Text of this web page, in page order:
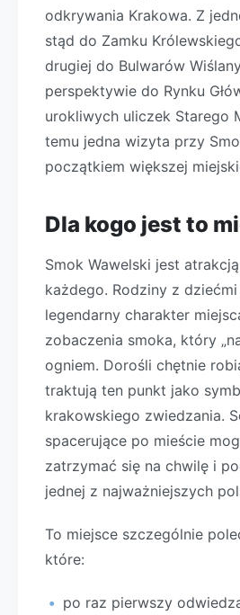
odkrywania Krakowa. Z
stąd do Zamku
drugiej do Bulwarów
perspektywie do Rynku
urokliwych uliczek Starego
temu jedna wizyta przy
początkiem większej
Dla kogo jest to
Smok Wawelski jest
każdego. Rodziny z
legendarny charakter
zobaczenia smoka, który
ogniem. Dorośli chętnie
traktują ten punkt jako
krakowskiego zwiedzania.
spacerujące po mieście
zatrzymać się na chwilę i
jednej z najważniejszych
To miejsce szczególnie
które:
po raz pierwszy